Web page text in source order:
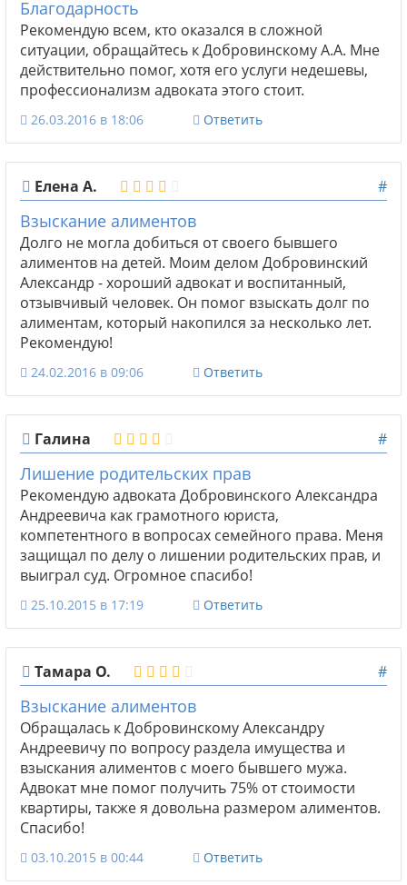
Благодарность
Рекомендую всем, кто оказался в сложной
ситуации, обращайтесь к Добровинскому А.А. Мне
действительно помог, хотя его услуги недешевы,
профессионализм адвоката этого стоит.
26.03.2016 в 18:06 Ответить
Елена А. #
Взыскание алиментов
Долго не могла добиться от своего бывшего
алиментов на детей. Моим делом Добровинский
Александр - хороший адвокат и воспитанный,
отзывчивый человек. Он помог взыскать долг по
алиментам, который накопился за несколько лет.
Рекомендую!
24.02.2016 в 09:06 Ответить
Галина #
Лишение родительских прав
Рекомендую адвоката Добровинского Александра
Андреевича как грамотного юриста,
компетентного в вопросах семейного права. Меня
защищал по делу о лишении родительских прав, и
выиграл суд. Огромное спасибо!
25.10.2015 в 17:19 Ответить
Тамара О. #
Взыскание алиментов
Обращалась к Добровинскому Александру
Андреевичу по вопросу раздела имущества и
взыскания алиментов с моего бывшего мужа.
Адвокат мне помог получить 75% от стоимости
квартиры, также я довольна размером алиментов.
Спасибо!
03.10.2015 в 00:44 Ответить